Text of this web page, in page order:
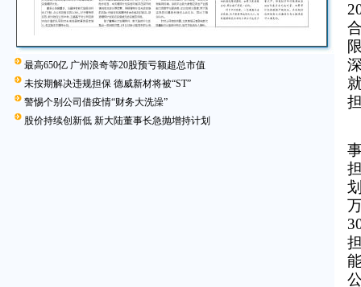
最高650亿 广州浪奇等20股预亏额超总市值
未按期解决违规担保 德威新材将被“ST”
警惕个别公司借疫情“财务大洗澡”
股价持续创新低 新大陆董事长急抛增持计划